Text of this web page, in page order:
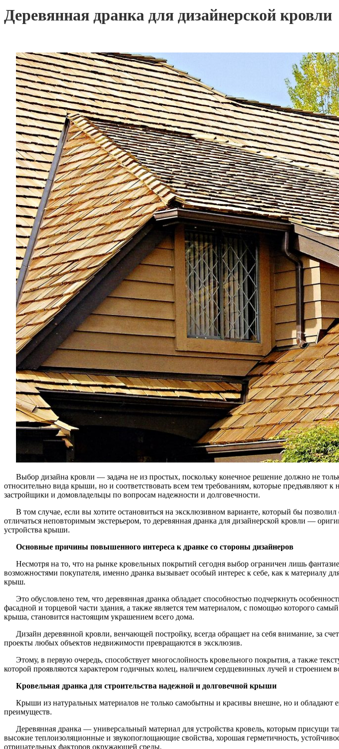
Деревянная дранка для дизайнерской кровли
Выбор дизайна кровли — задача не из простых, поскольку конечное решение должно не
относительно вида крыши, но и соответствовать всем тем требованиям, которые предъявляют к
застройщики и домовладельцы по вопросам надежности и долговечности.
В том случае, если вы хотите остановиться на эксклюзивном варианте, который бы позволил
отличаться неповторимым экстерьером, то деревянная дранка для дизайнерской кровли —
устройства крыши.
Основные причины повышенного интереса к дранке со стороны дизайнеров
Несмотря на то, что на рынке кровельных покрытий сегодня выбор ограничен лишь
возможностями покупателя, именно дранка вызывает особый интерес к себе, как к материалу
крыш.
Это обусловлено тем, что деревянная дранка обладает способностью подчеркнуть
фасадной и торцевой части здания, а также является тем материалом, с помощью которого
крыша, становится настоящим украшением всего дома.
Дизайн деревянной кровли, венчающей постройку, всегда обращает на себя внимание, за
проекты любых объектов недвижимости превращаются в эксклюзив.
Этому, в первую очередь, способствует многослойность кровельного покрытия, а также
которой проявляются характером годичных колец, наличием сердцевинных лучей и строением
Кровельная дранка для строительства надежной и долговечной крыши
Крыши из натуральных материалов не только самобытны и красивы внешне, но и обладают
преимуществ.
Деревянная дранка — универсальный материал для устройства кровель, которым присущи
высокие теплоизоляционные и звукопоглощающие свойства, хорошая герметичность,
отрицательных факторов окружающей среды.